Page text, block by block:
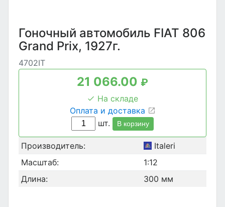
Гоночный автомобиль FIAT 806
Grand Prix, 1927г.
4702IT
21 066.00 ₽
На складе
Оплата и доставка
шт.
В корзину
Производитель:
Italeri
Масштаб:
1:12
Длина:
300 мм